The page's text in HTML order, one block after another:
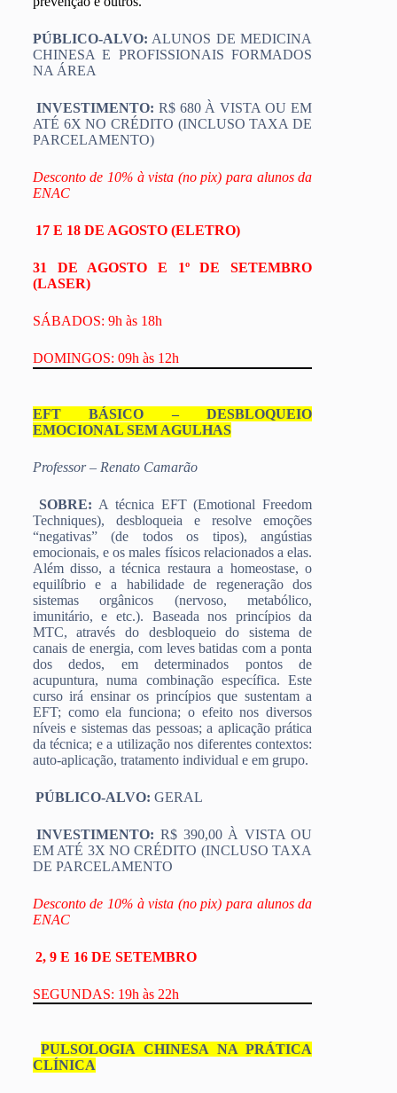
PÚBLICO-ALVO: ALUNOS DE MEDICINA
CHINESA E PROFISSIONAIS FORMADOS
NA ÁREA
INVESTIMENTO: R$ 680 À VISTA OU EM
ATÉ 6X NO CRÉDITO (INCLUSO TAXA DE
PARCELAMENTO)
Desconto de 10% à vista (no pix) para alunos da
ENAC
17 E 18 DE AGOSTO (ELETRO)
31 DE AGOSTO E 1º DE SETEMBRO
(LASER)
SÁBADOS: 9h às 18h
DOMINGOS: 09h às 12h
EFT BÁSICO – DESBLOQUEIO
EMOCIONAL SEM AGULHAS
Professor – Renato Camarão
SOBRE: A técnica EFT (Emotional Freedom
Techniques), desbloqueia e resolve emoções
“negativas” (de todos os tipos), angústias
emocionais, e os males físicos relacionados a elas.
Além disso, a técnica restaura a homeostase, o
equilíbrio e a habilidade de regeneração dos
sistemas orgânicos (nervoso, metabólico,
imunitário, e etc.). Baseada nos princípios da
MTC, através do desbloqueio do sistema de
canais de energia, com leves batidas com a ponta
dos dedos, em determinados pontos de
acupuntura, numa combinação específica. Este
curso irá ensinar os princípios que sustentam a
EFT; como ela funciona; o efeito nos diversos
níveis e sistemas das pessoas; a aplicação prática
da técnica; e a utilização nos diferentes contextos:
auto-aplicação, tratamento individual e em grupo.
PÚBLICO-ALVO: GERAL
INVESTIMENTO: R$ 390,00 À VISTA OU
EM ATÉ 3X NO CRÉDITO (INCLUSO TAXA
DE PARCELAMENTO
Desconto de 10% à vista (no pix) para alunos da
ENAC
2, 9 E 16 DE SETEMBRO
SEGUNDAS: 19h às 22h
PULSOLOGIA CHINESA NA PRÁTICA
CLÍNICA